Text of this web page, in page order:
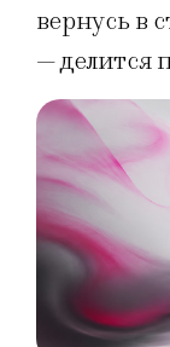
вернусь в
— делится